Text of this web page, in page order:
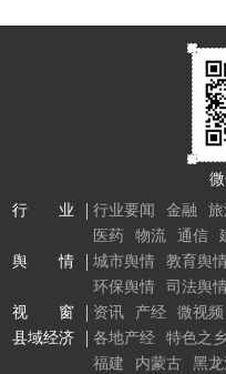
行 业
行业要闻 金融
医药
物流 通信
舆 情
城市舆情 教育舆
环保舆情
司法舆
视 窗
资讯 产经 微视频
县域经济
各地产经 特色之
福建
内蒙古 黑龙